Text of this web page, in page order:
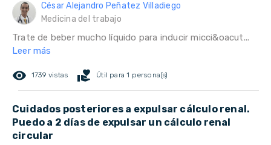
César Alejandro Peñatez Villadiego
Medicina del trabajo
Trate de beber mucho líquido para inducir micci&oacut...
Leer más
remove_red_eye 1739 vistas volunteer_activism Útil para 1 persona(s)
Cuidados posteriores a expulsar cálculo renal.
Puedo a 2 días de expulsar un cálculo renal
circular